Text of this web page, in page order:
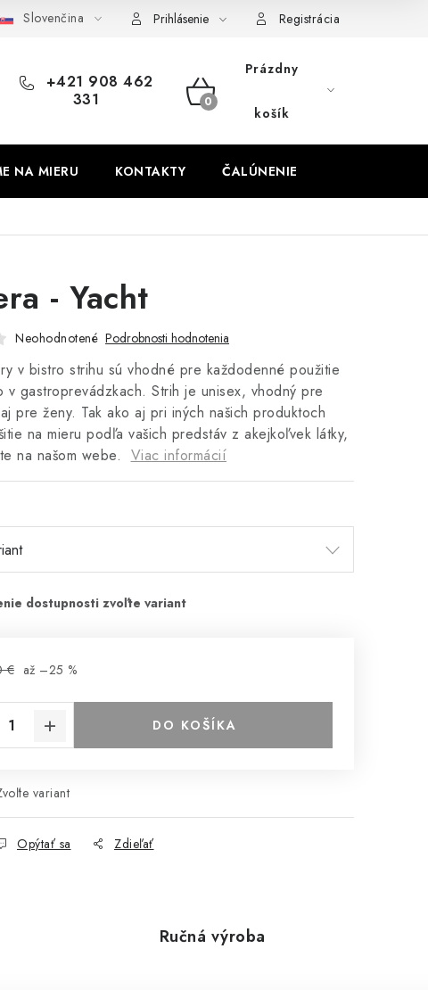
osobných údajov Odstúpenie od zmluvy
Slovenčina Prihlásenie Registrácia
+421 908 462
331
NÁKUPNÝ
Prázdny
košík
NA MIERU KONTAKTY ČALÚNENIE
- Yacht
Neohodnotené Podrobnosti hodnotenia
v bistro strihu sú vhodné pre každodenné použitie
v gastroprevádzkach. Strih je unisex, vhodný pre
pre ženy. Tak ako aj pri iných našich produktoch
na mieru podľa vašich predstáv z akejkoľvek látky,
na našom webe. Viac informácií
€ až –25 %
DO KOŠÍKA
variant
Opýtať sa Zdieľať
Ručná výroba